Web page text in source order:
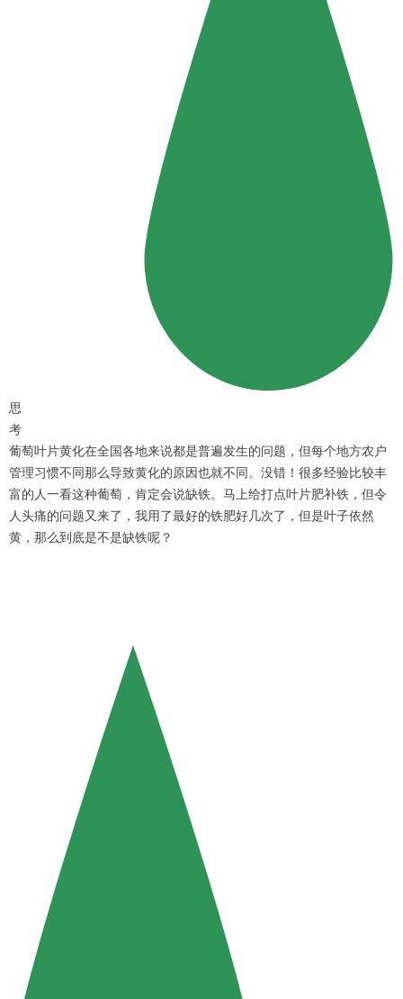
思
考
葡萄叶片黄化在全国各地来说都是普遍发生的问题，但每个地方农户
管理习惯不同那么导致黄化的原因也就不同。没错！很多经验比较丰
富的人一看这种葡萄，肯定会说缺铁。马上给打点叶片肥补铁，但令
人头痛的问题又来了，我用了最好的铁肥好几次了，但是叶子依然
黄，那么到底是不是缺铁呢？